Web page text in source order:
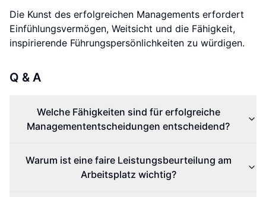
Die Kunst des erfolgreichen Managements erfordert
Einfühlungsvermögen, Weitsicht und die Fähigkeit,
inspirierende Führungspersönlichkeiten zu würdigen.
Q & A
Welche Fähigkeiten sind für erfolgreiche
Managemententscheidungen entscheidend?
Warum ist eine faire Leistungsbeurteilung am
Arbeitsplatz wichtig?